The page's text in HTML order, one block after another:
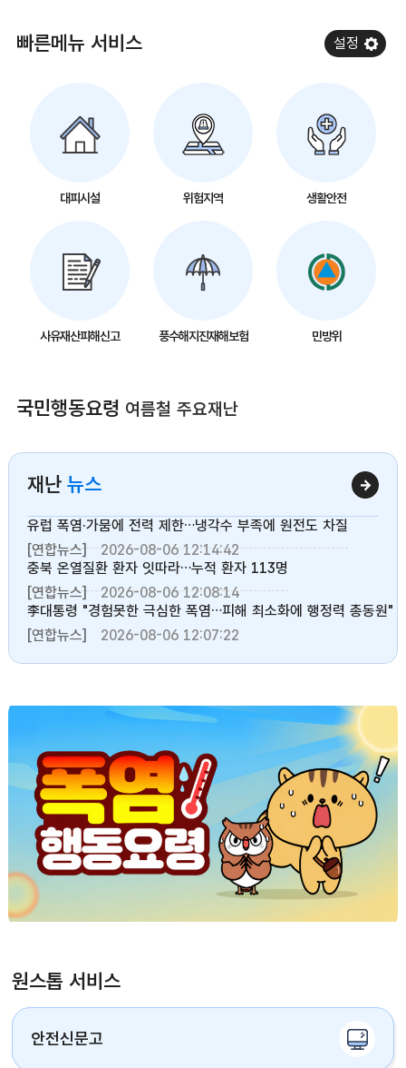
빠른메뉴 서비스
대피시설 위험지역 생활안전
사유재산피해신고 풍수해지진재해보험 민방위
설정
국민행동요령 여름철 주요재난
재난 뉴스
유럽 폭염·가뭄에 전력 제한…냉각수 부족에 원전도 차질
[연합뉴스]
2026-08-06 12:14:42
충북 온열질환 환자 잇따라…누적 환자 113명
[연합뉴스]
2026-08-06 12:08:14
李대통령 "경험못한 극심한 폭염…피해 최소화에 행정력 총동원"
[연합뉴스]
2026-08-06 12:07:22
원스톱 서비스
안전신문고